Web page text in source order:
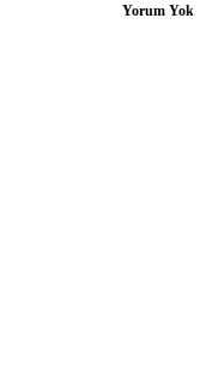
Yorum Yok